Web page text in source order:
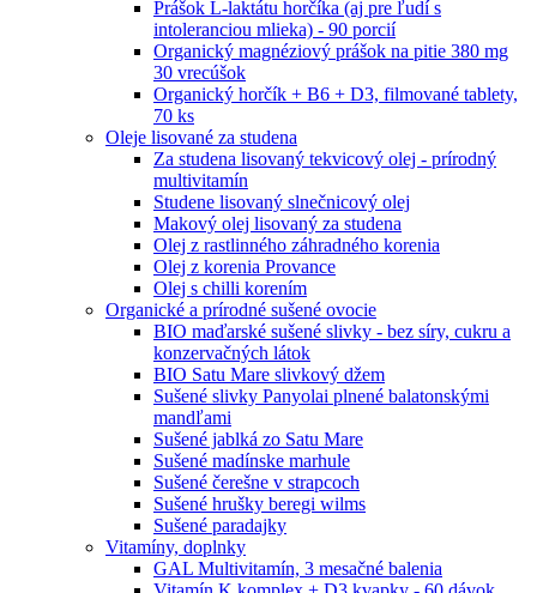
Prášok L-laktátu horčíka (aj pre ľudí s
intoleranciou mlieka) - 90 porcií
Organický magnéziový prášok na pitie 380 mg
30 vrecúšok
Organický horčík + B6 + D3, filmované tablety,
70 ks
Oleje lisované za studena
Za studena lisovaný tekvicový olej - prírodný
multivitamín
Studene lisovaný slnečnicový olej
Makový olej lisovaný za studena
Olej z rastlinného záhradného korenia
Olej z korenia Provance
Olej s chilli korením
Organické a prírodné sušené ovocie
BIO maďarské sušené slivky - bez síry, cukru a
konzervačných látok
BIO Satu Mare slivkový džem
Sušené slivky Panyolai plnené balatonskými
mandľami
Sušené jablká zo Satu Mare
Sušené madínske marhule
Sušené čerešne v strapcoch
Sušené hrušky beregi wilms
Sušené paradajky
Vitamíny, doplnky
GAL Multivitamín, 3 mesačné balenia